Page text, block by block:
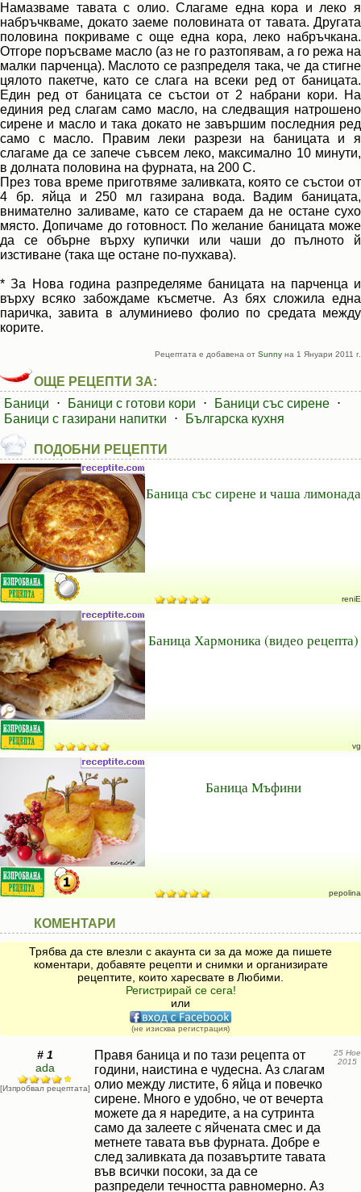
Намазваме тавата с олио. Слагаме една кора и леко я
набръчкваме, докато заеме половината от тавата. Другата
половина покриваме с още една кора, леко набръчкана.
Отгоре поръсваме масло (аз не го разтопявам, а го режа на
малки парченца). Маслото се разпределя така, че да стигне
цялото пакетче, като се слага на всеки ред от баницата.
Един ред от баницата се състои от 2 набрани кори. На
единия ред слагам само масло, на следващия натрошено
сирене и масло и така докато не завършим последния ред
само с масло. Правим леки разрези на баницата и я
слагаме да се запече съвсем леко, максимално 10 минути,
в долната половина на фурната, на 200 С.
През това време приготвяме заливката, която се състои от
4 бр. яйца и 250 мл газирана вода. Вадим баницата,
внимателно заливаме, като се стараем да не остане сухо
място. Допичаме до готовност. По желание баницата може
да се обърне върху купички или чаши до пълното й
изстиване (така ще остане по-пухкава).
* За Нова година разпределяме баницата на парченца и
върху всяко забождаме късметче. Аз бях сложила една
паричка, завита в алуминиево фолио по средата между
корите.
Рецептата е добавена от Sunny на 1 Януари 2011 г.
ОЩЕ РЕЦЕПТИ ЗА:
Баници
⋅ Баници с готови кори ⋅ Баници със сирене ⋅
Баници с газирани напитки
⋅ Българска кухня
ПОДОБНИ РЕЦЕПТИ
Баница със сирене и чаша лимонада
reniE
Баница Хармоника (видео рецепта)
vg
Баница Мъфини
pepolina
КОМЕНТАРИ
Трябва да сте влезли с акаунта си за да може да пишете
коментари, добавяте рецепти и снимки и организирате
рецептите, които харесвате в Любими.
Регистрирай се сега!
или
(не изисква регистрация)
# 1
ada
[Изпробвал рецептата]
Правя баница и по тази рецепта от
години, наистина е чудесна. Аз слагам
олио между листите, 6 яйца и повечко
сирене. Много е удобно, че от вечерта
можете да я наредите, а на сутринта
само да залеете с яйчената смес и да
метнете тавата във фурната. Добре е
след заливката да позавъртите тавата
във всички посоки, за да се
разпредели течността равномерно. Аз
25 Ное
2015